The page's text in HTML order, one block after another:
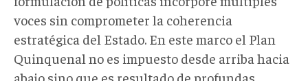
voces sin comprometer la coherencia
estratégica del Estado. En este marco el Plan
Quinquenal no es impuesto desde arriba hacia
abajo sino que es resultado de profundas